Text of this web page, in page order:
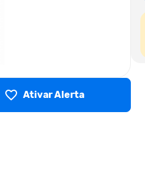
Ativar Alerta